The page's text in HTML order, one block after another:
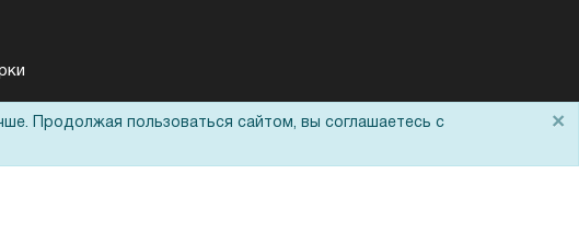
Продолжая пользоваться сайтом, вы соглашаетесь с
×